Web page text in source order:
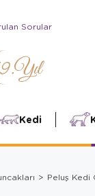
Sorular
Kedi
Peluş Kedi